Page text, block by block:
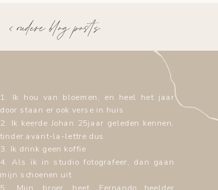
< oudere blog posts
1. Ik hou van bloemen, en heel het jaar
door staan er ook verse in huis
2. Ik keerde Johan 25jaar geleden kennen,
tinder avant-la-lettre dus
3. Ik drink geen koffie
4. Als ik in studio fotografeer, dan gaan
mijn schoenen uit
5. Mijn broer heet Fernando...heelder